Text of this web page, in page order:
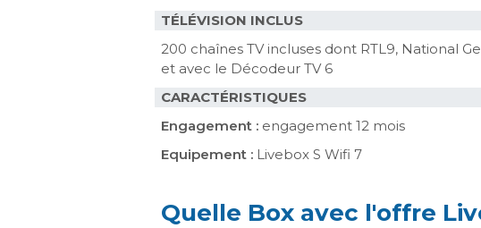
TÉLÉVISION INCLUS
200 chaînes TV incluses dont RTL9, National
et avec le Décodeur TV 6
CARACTÉRISTIQUES
Engagement : engagement 12 mois
Equipement : Livebox S Wifi 7
Quelle Box avec l'offre